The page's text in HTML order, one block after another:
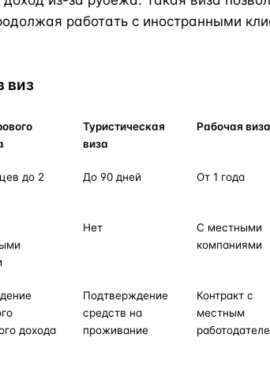
работать с иностранными
виз
Туристическая
виза
Рабочая виза
до 2
До 90 дней От 1 года
Нет
С местными
компаниями
дохода
Подтверждение
средств на
проживание
Контракт с
местным